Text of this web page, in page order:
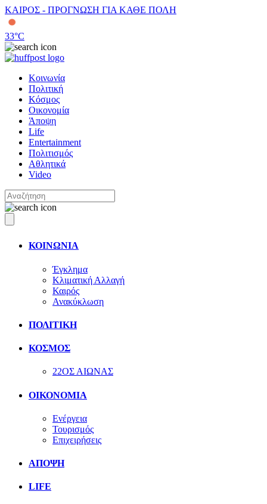
ΚΑΙΡΟΣ - ΠΡΟΓΝΩΣΗ ΓΙΑ ΚΑΘΕ ΠΟΛΗ
33°C
Κοινωνία
Πολιτική
Κόσμος
Οικονομία
Άποψη
Life
Entertainment
Πολιτισμός
Αθλητικά
Video
ΚΟΙΝΩΝΙΑ
Έγκλημα
Κλιματική Αλλαγή
Καιρός
Ανακύκλωση
ΠΟΛΙΤΙΚΗ
ΚΟΣΜΟΣ
22ΟΣ ΑΙΩΝΑΣ
ΟΙΚΟΝΟΜΙΑ
Ενέργεια
Τουρισμός
Επιχειρήσεις
ΑΠΟΨΗ
LIFE